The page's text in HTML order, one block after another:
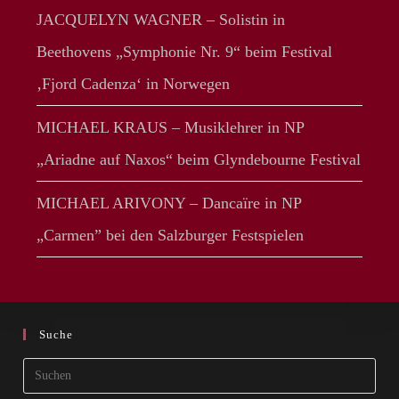
JACQUELYN WAGNER – Solistin in
Beethovens „Symphonie Nr. 9“ beim Festival
‚Fjord Cadenza‘ in Norwegen
MICHAEL KRAUS – Musiklehrer in NP
„Ariadne auf Naxos“ beim Glyndebourne Festival
MICHAEL ARIVONY – Dancaïre in NP
„Carmen” bei den Salzburger Festspielen
Suche